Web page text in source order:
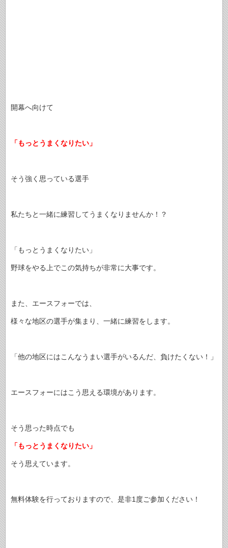
開幕へ向けて
「もっとうまくなりたい」
そう強く思っている選手
私たちと一緒に練習してうまくなりませんか！？
「もっとうまくなりたい」
野球をやる上でこの気持ちが非常に大事です。
また、エースフォーでは、
様々な地区の選手が集まり、一緒に練習をします。
「他の地区にはこんなうまい選手がいるんだ、負けたくない！」
エースフォーにはこう思える環境があります。
そう思った時点でも
「もっとうまくなりたい」
そう思えています。
無料体験を行っておりますので、是非1度ご参加ください！